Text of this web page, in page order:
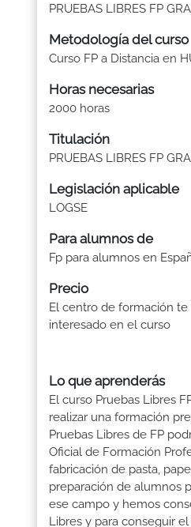
PRUEBAS LIBRES FP
Metodología del curso
Curso FP a Distancia en
Horas necesarias
2000 horas
Titulación
PRUEBAS LIBRES FP
Legislación aplicable
LOGSE
Para alumnos de
Fp para alumnos en
Precio
El centro de formación
interesado en el curso
Lo que aprenderás
El curso Pruebas Libres
realizar una formación
Pruebas Libres de FP
Oficial de Formación
fabricación de pasta,
preparación de alumnos
ese campo y hemos
Libres y para conseguir